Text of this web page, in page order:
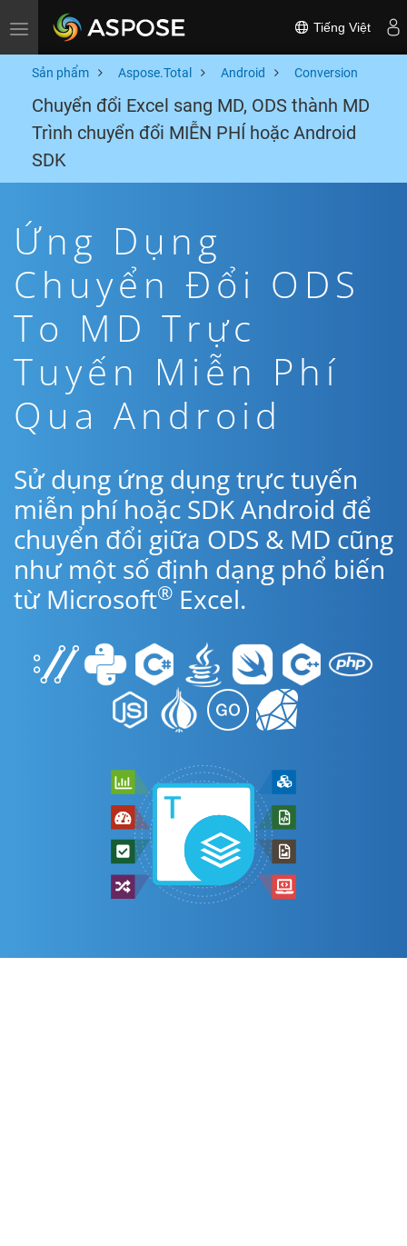
Toggle navigation Tiếng Việt
Sản phẩm Aspose.Total Android Conversion
Chuyển đổi Excel sang MD, ODS thành MD
Trình chuyển đổi MIỄN PHÍ hoặc Android
SDK
Ứng Dụng
Chuyển Đổi ODS
To MD Trực
Tuyến Miễn Phí
Qua Android
Sử dụng ứng dụng trực tuyến
miễn phí hoặc SDK Android để
chuyển đổi giữa ODS & MD cũng
như một số định dạng phổ biến
từ Microsoft® Excel.